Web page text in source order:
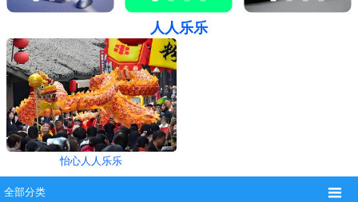
人人乐乐
怡心人人乐乐
全部分类 